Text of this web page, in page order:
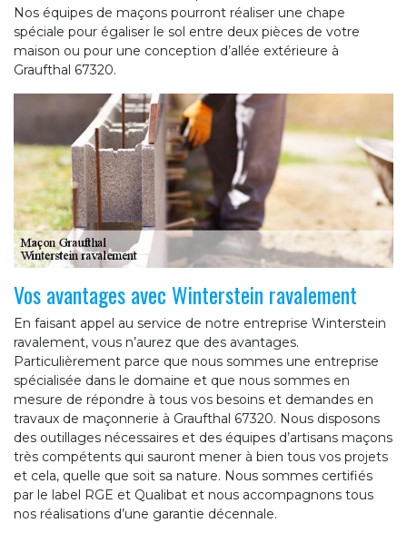
Nos équipes de maçons pourront réaliser une chape
spéciale pour égaliser le sol entre deux pièces de votre
maison ou pour une conception d’allée extérieure à
Graufthal 67320.
Vos avantages avec Winterstein ravalement
En faisant appel au service de notre entreprise Winterstein
ravalement, vous n’aurez que des avantages.
Particulièrement parce que nous sommes une entreprise
spécialisée dans le domaine et que nous sommes en
mesure de répondre à tous vos besoins et demandes en
travaux de maçonnerie à Graufthal 67320. Nous disposons
des outillages nécessaires et des équipes d’artisans maçons
très compétents qui sauront mener à bien tous vos projets
et cela, quelle que soit sa nature. Nous sommes certifiés
par le label RGE et Qualibat et nous accompagnons tous
nos réalisations d’une garantie décennale.